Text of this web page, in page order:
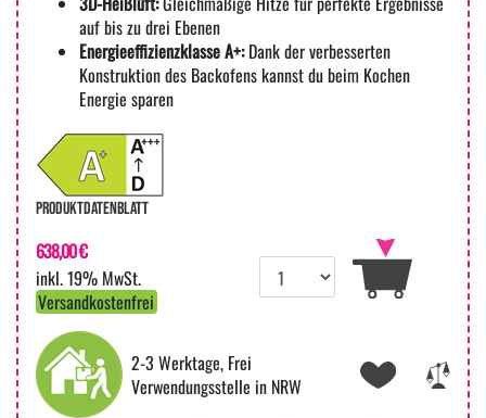
auf bis zu drei Ebenen
Energieeffizienzklasse A+:Dank der verbesserten
Konstruktion des Backofens kannst du beim Kochen
Energie sparen
PRODUKTDATENBLATT
638,00 €
inkl. 19% MwSt.
Versandkostenfrei
2-3 Werktage, Frei
Verwendungsstelle in NRW